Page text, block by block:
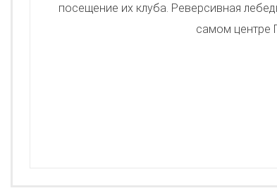
посещение их клуба. Реверсивная
самом центре